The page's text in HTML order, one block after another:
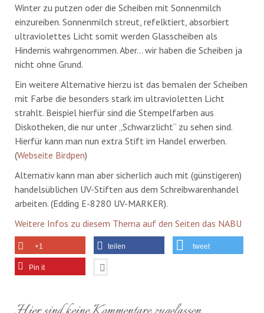
Winter zu putzen oder die Scheiben mit Sonnenmilch
einzureiben. Sonnenmilch streut, refelktiert, absorbiert
ultraviolettes Licht somit werden Glasscheiben als
Hindernis wahrgenommen. Aber… wir haben die Scheiben ja
nicht ohne Grund.
Ein weitere Alternative hierzu ist das bemalen der Scheiben
mit Farbe die besonders stark im ultravioletten Licht
strahlt. Beispiel hierfür sind die Stempelfarben aus
Diskotheken, die nur unter „Schwarzlicht“ zu sehen sind.
Hierfür kann man nun extra Stift im Handel erwerben.
(Webseite Birdpen)
Alternativ kann man aber sicherlich auch mit (günstigeren)
handelsüblichen UV-Stiften aus dem Schreibwarenhandel
arbeiten. (Edding E-8280 UV-MARKER).
Weitere Infos zu diesem Thema auf den Seiten das NABU
+1 teilen tweet
Pin it